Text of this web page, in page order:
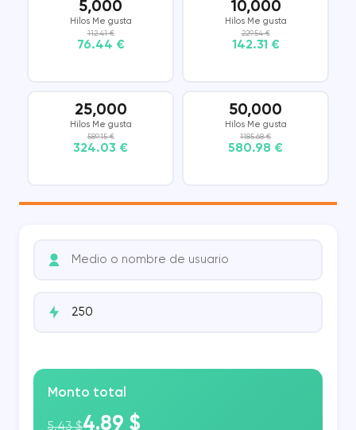
5,000
Hilos Me gusta
112.41 €
76.44 €
10,000
Hilos Me gusta
229.54 €
142.31 €
25,000
Hilos Me gusta
589.15 €
324.03 €
50,000
Hilos Me gusta
1185.68 €
580.98 €
Monto total
5.43 $4.89 $